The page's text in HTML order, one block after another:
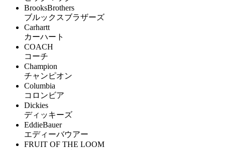
BrooksBrothers
ブルックスブラザーズ
Carhartt
カーハート
COACH
コーチ
Champion
チャンピオン
Columbia
コロンビア
Dickies
ディッキーズ
EddieBauer
エディーバウアー
FRUIT OF THE LOOM